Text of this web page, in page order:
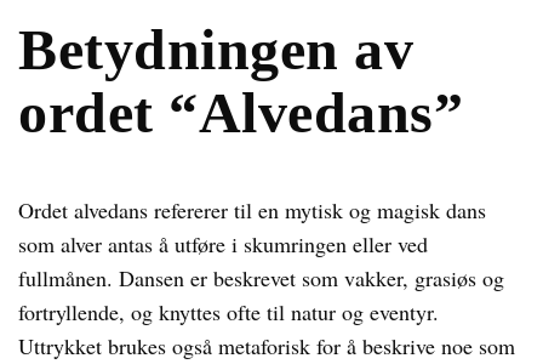
Betydningen av
ordet “Alvedans”
Ordet alvedans refererer til en mytisk og magisk dans
som alver antas å utføre i skumringen eller ved
fullmånen. Dansen er beskrevet som vakker, grasiøs og
fortryllende, og knyttes ofte til natur og eventyr.
Uttrykket brukes også metaforisk for å beskrive noe som